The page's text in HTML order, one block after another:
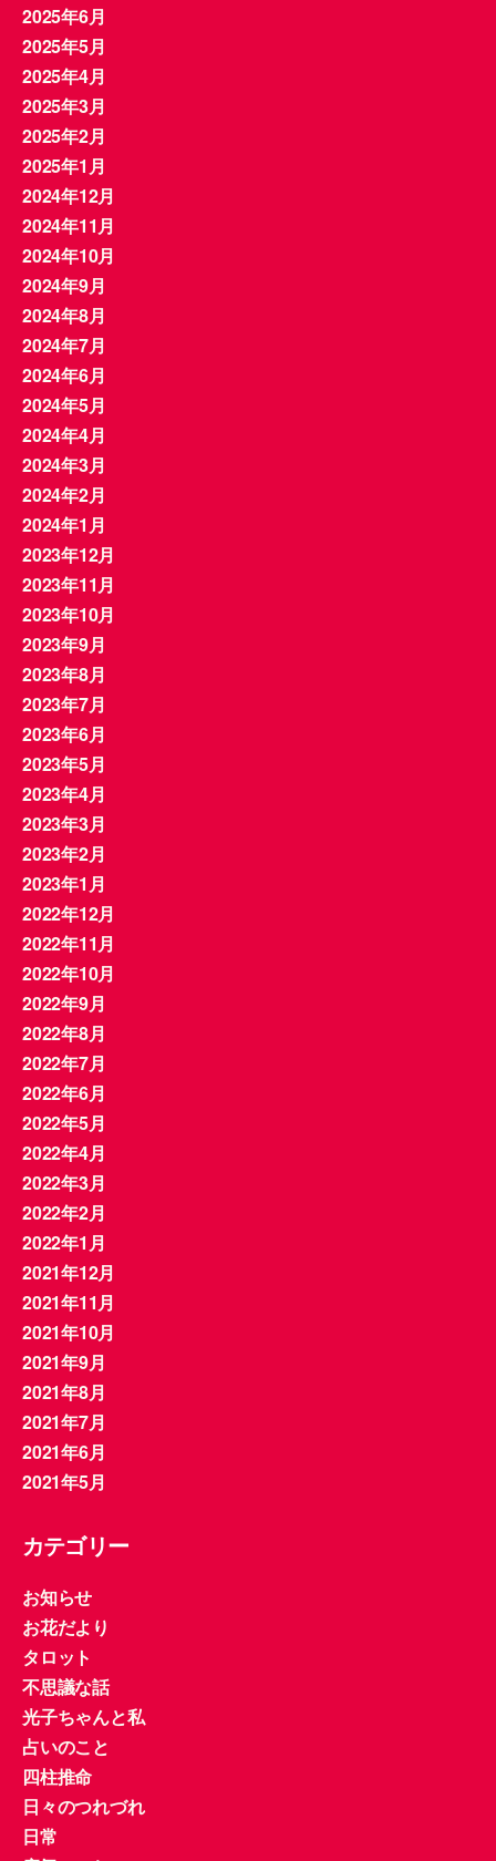
2025年6月
2025年5月
2025年4月
2025年3月
2025年2月
2025年1月
2024年12月
2024年11月
2024年10月
2024年9月
2024年8月
2024年7月
2024年6月
2024年5月
2024年4月
2024年3月
2024年2月
2024年1月
2023年12月
2023年11月
2023年10月
2023年9月
2023年8月
2023年7月
2023年6月
2023年5月
2023年4月
2023年3月
2023年2月
2023年1月
2022年12月
2022年11月
2022年10月
2022年9月
2022年8月
2022年7月
2022年6月
2022年5月
2022年4月
2022年3月
2022年2月
2022年1月
2021年12月
2021年11月
2021年10月
2021年9月
2021年8月
2021年7月
2021年6月
2021年5月
カテゴリー
お知らせ
お花だより
タロット
不思議な話
光子ちゃんと私
占いのこと
四柱推命
日々のつれづれ
日常